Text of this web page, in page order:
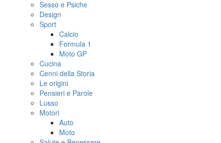
Sesso e Psiche
Design
Sport
Calcio
Formula 1
Moto GP
Cucina
Cenni della Storia
Le origini
Pensieri e Parole
Lusso
Motori
Auto
Moto